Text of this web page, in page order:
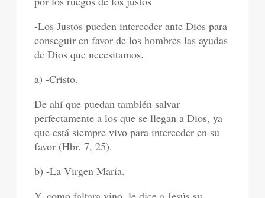
-Los Justos pueden interceder ante Dios para
conseguir en favor de los hombres las ayudas
de Dios que necesitamos.
a) -Cristo.
De ahí que puedan también salvar
perfectamente a los que se llegan a Dios, ya
que está siempre vivo para interceder en su
favor (Hbr. 7, 25).
b) -La Virgen María.